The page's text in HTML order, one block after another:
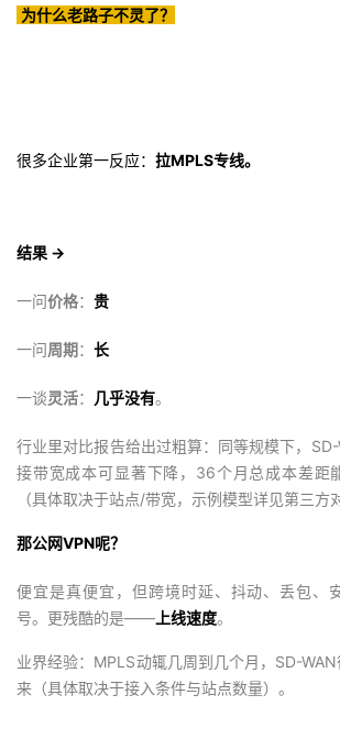
为什么老路子不灵了？
很多企业第一反应： 拉MPLS专线。
结果 →
一问价格： 贵
一问周期： 长
一谈灵活： 几乎没有。
行业里对比报告给出过粗算：同等规模下，
接带宽成本可显著下降，36个月总成本差距
（具体取决于站点/带宽，示例模型详见第三方
那公网VPN呢？
便宜是真便宜，但跨境时延、抖动、丢包、
号。更残酷的是—— 上线速度。
业界经验：MPLS动辄几周到几个月，SD-
来（具体取决于接入条件与站点数量）。